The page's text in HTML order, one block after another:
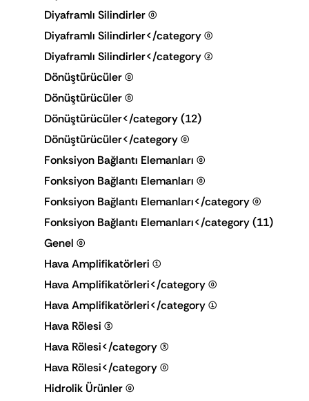
Diyaframlı Silindirler(0)
Diyaframlı Silindirler</category(0)
Diyaframlı Silindirler</category(2)
Dönüştürücüler(0)
Dönüştürücüler(0)
Dönüştürücüler</category(12)
Dönüştürücüler</category(0)
Fonksiyon Bağlantı Elemanları (0)
Fonksiyon Bağlantı Elemanları (0)
Fonksiyon Bağlantı Elemanları</category(0)
Fonksiyon Bağlantı Elemanları</category(11)
Genel (0)
Hava Amplifikatörleri (1)
Hava Amplifikatörleri</category(0)
Hava Amplifikatörleri</category(1)
Hava Rölesi (3)
Hava Rölesi</category(3)
Hava Rölesi</category(0)
Hidrolik Ürünler(0)